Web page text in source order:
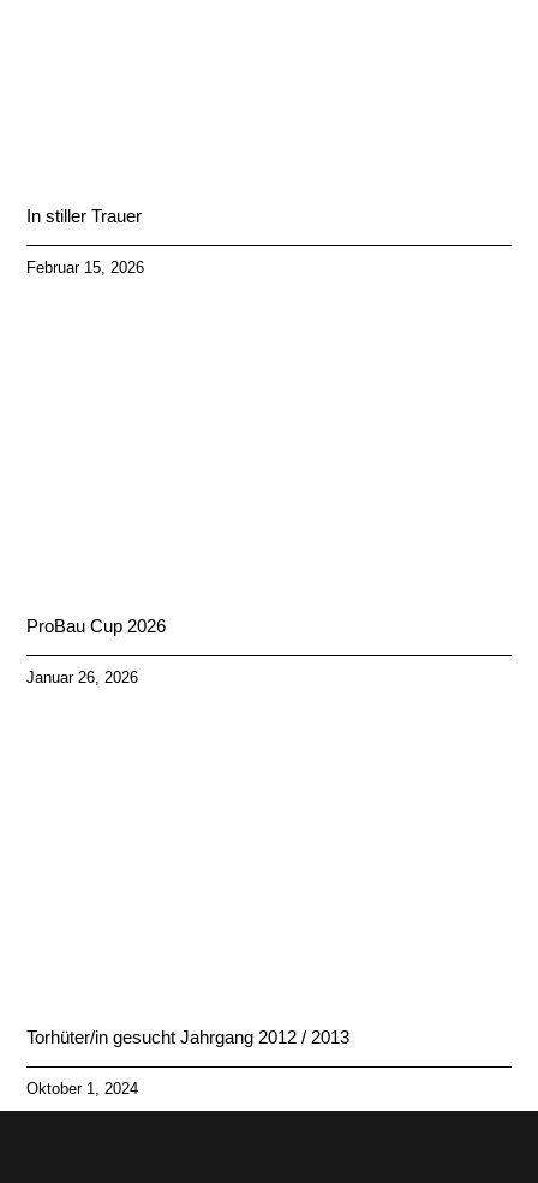
In stiller Trauer
Februar 15, 2026
ProBau Cup 2026
Januar 26, 2026
Torhüter/in gesucht Jahrgang 2012 / 2013
Oktober 1, 2024